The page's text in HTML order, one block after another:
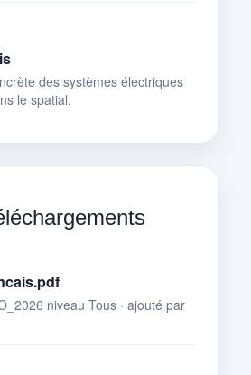
des systèmes électriques
le spatial.
niveau Tous · ajouté par